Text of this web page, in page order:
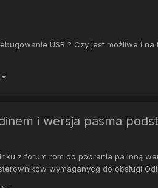
USB ? Czy jest możliwe i
i wersja pasma
z forum rom do pobrania pa inną
wymaganycg do obsługi